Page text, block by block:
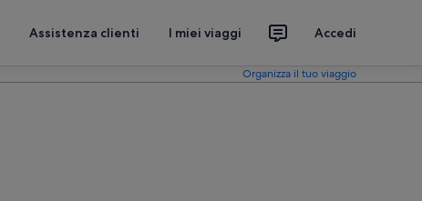
Assistenza clienti I miei viaggi Accedi
Organizza il tuo viaggio